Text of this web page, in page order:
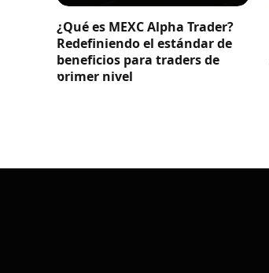
¿Qué es MEXC Alpha Trader?
Redefiniendo el estándar de
beneficios para traders de
primer nivel